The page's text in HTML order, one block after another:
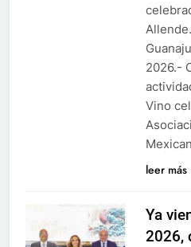
2026.-
Vino
leer más
Ya
2026,